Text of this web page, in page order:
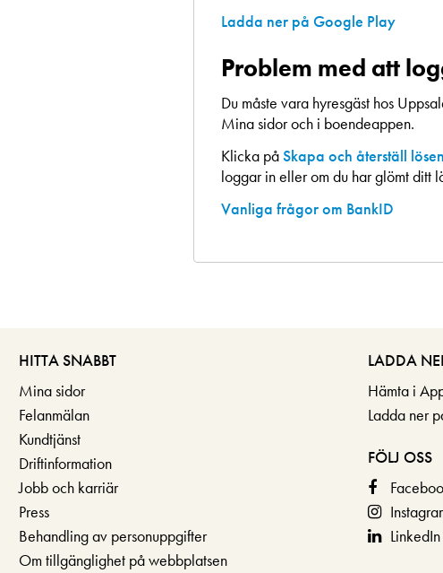
Ladda ner på Google Play
Problem med att
Du måste vara hyresgäst hos
Mina sidor och i boendeappen.
Klicka påSkapa och återställ
loggar in eller om du har glömt ditt
Vanliga frågor om BankID
HITTA SNABBT
Mina sidor
Felanmälan
Kundtjänst
Driftinformation
Jobb och karriär
Press
Behandling av personuppgifter
Om tillgänglighet på webbplatsen
LADDA
Hämta i
Ladda ner
FÖLJ OSS
LinkedIn